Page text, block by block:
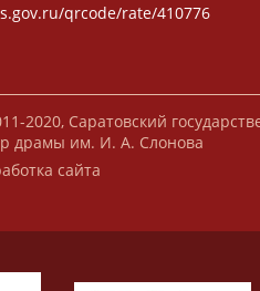
qrcode/rate/410776
2020, Саратовский
драмы им. И. А. Слонова
сайта